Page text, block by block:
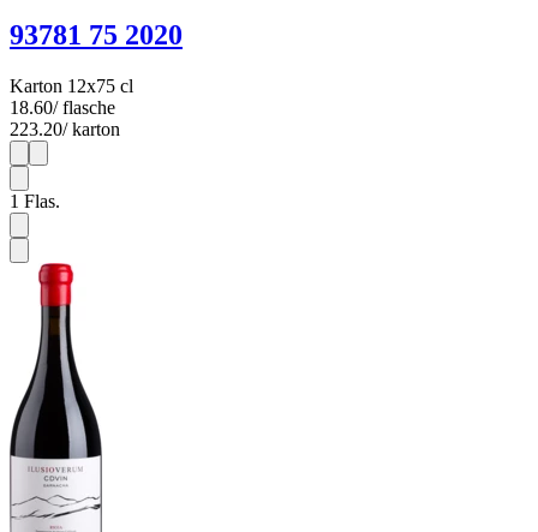
93781 75 2020
Karton 12x75 cl
18.60/ flasche
223.20/ karton
1
1 Flas.